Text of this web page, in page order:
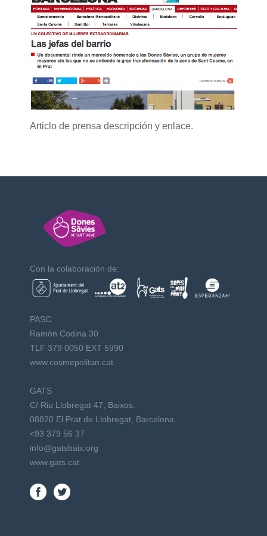
Articlo de prensa descripción y enlace.
Con la colaboración de:
PASC
Ramón Codina 30
TLF 379 0050 EXT 5990
www.cosmepolitan.cat
GATS
C/ Riu Llobregat 47, Baixos.
08820 El Prat de Llobregat, Barcelona.
<93 379 56 37
info@gatsbaix.org
www.gats.cat